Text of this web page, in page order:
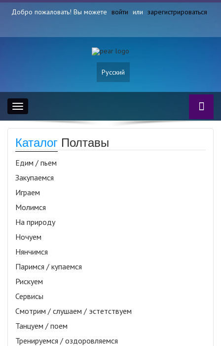
Добро пожаловать! Вы можете войти или зарегистрироваться
Русский
Toggle
navigation
Каталог Полтавы
Едим / пьем
Закупаемся
Играем
Молимся
На природу
Ночуем
Нянчимся
Паримся / купаемся
Рискуем
Сервисы
Смотрим / слушаем / эстетствуем
Танцуем / поем
Тренируемся / оздоровляемся